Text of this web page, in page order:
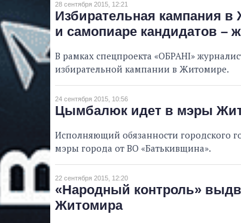
28 сентября 2015, 12:21
Избирательная кампания
и самопиаре кандидатов –
В рамках спецпроекта «ОБРАНІ»
избирательной кампании в Житомире.
24 сентября 2015, 10:56
Цымбалюк идет в мэры
Исполняющий обязанности городского
мэры города от ВО «Батькивщина».
22 сентября 2015, 12:20
«Народный контроль»
Житомира